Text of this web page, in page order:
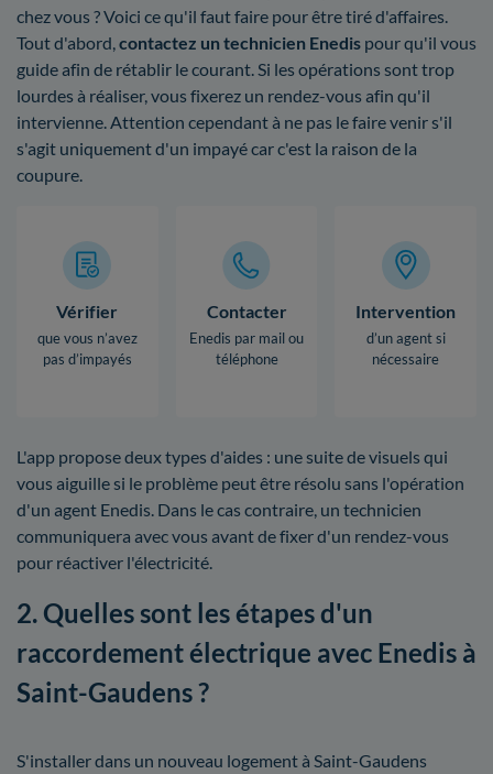
chez vous ? Voici ce qu'il faut faire pour être tiré d'affaires.
Tout d'abord, contactez un technicien Enedis pour qu'il vous
guide afin de rétablir le courant. Si les opérations sont trop
lourdes à réaliser, vous fixerez un rendez-vous afin qu'il
intervienne. Attention cependant à ne pas le faire venir s'il
s'agit uniquement d'un impayé car c'est la raison de la
coupure.
Vérifier
que vous n’avez
pas d’impayés
Contacter
Enedis par mail ou
téléphone
Intervention
d’un agent si
nécessaire
L'app propose deux types d'aides : une suite de visuels qui
vous aiguille si le problème peut être résolu sans l'opération
d'un agent Enedis. Dans le cas contraire, un technicien
communiquera avec vous avant de fixer d'un rendez-vous
pour réactiver l'électricité.
2. Quelles sont les étapes d'un
raccordement électrique avec Enedis à
Saint-Gaudens ?
S'installer dans un nouveau logement à Saint-Gaudens